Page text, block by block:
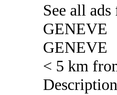
See all
GENEVE
GENEVE
< 5 km